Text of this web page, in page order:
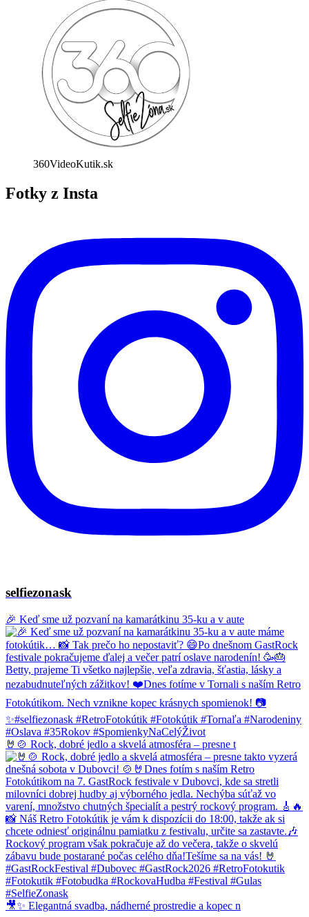
360VideoKutik.sk
Fotky z Insta
selfiezonask
🎉 Keď sme už pozvaní na kamarátkinu 35-ku a v aute
🤘🍲 Rock, dobré jedlo a skvelá atmosféra – presne t
🎥✨ Elegantná svadba, nádherné prostredie a kopec n